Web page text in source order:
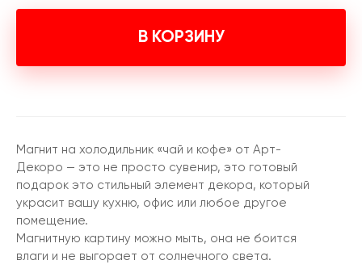
В КОРЗИНУ
Магнит на холодильник «чай и кофе» от Арт-
Декоро — это не просто сувенир, это готовый
подарок это стильный элемент декора, который
украсит вашу кухню, офис или любое другое
помещение.
Магнитную картину можно мыть, она не боится
влаги и не выгорает от солнечного света.